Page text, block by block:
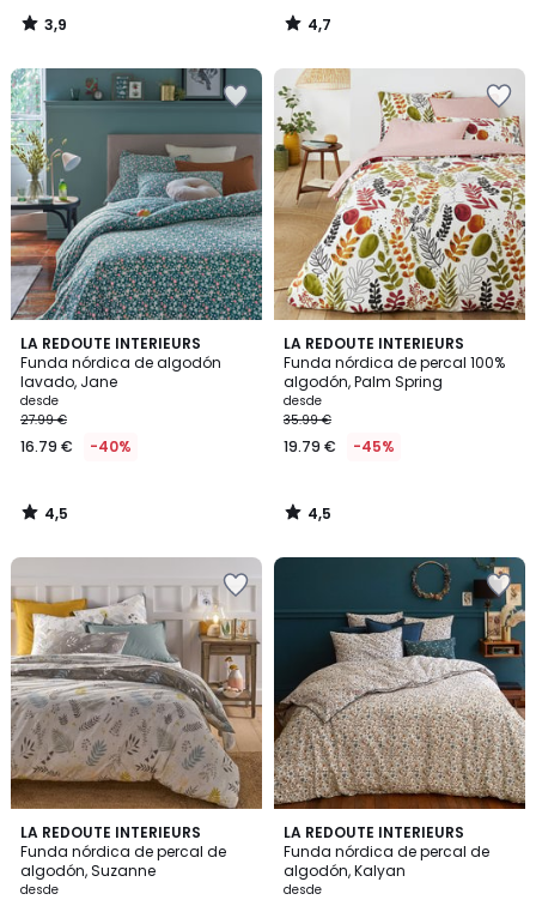
3,9
/
4,7
/
LA REDOUTE INTERIEURS
Funda nórdica de algodón
lavado, Jane
desde
27.99 €
16.79 € -40%
4,5
/ 5
4,5
/
LA REDOUTE INTERIEURS
Funda nórdica de percal 100%
algodón, Palm Spring
desde
35.99 €
19.79 € -45%
4,5
/ 5
4,5
/
LA REDOUTE INTERIEURS
Funda nórdica de percal de
algodón, Suzanne
desde
4,6
/ 5
LA REDOUTE INTERIEURS
Funda nórdica de percal de
algodón, Kalyan
desde
4,8
/ 5